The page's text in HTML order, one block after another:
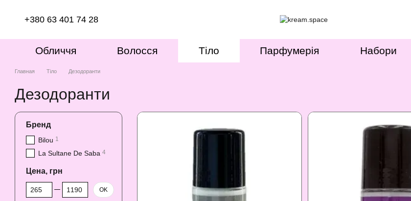
+380 63 401 74 28
Обличчя Волосся Тіло Парфумерія Набори
Главная Тіло Дезодоранти
Дезодоранти
Бренд
Bilou 1
La Sultane De Saba 4
Цена, грн
От Цена, грн
До Цена, грн OK